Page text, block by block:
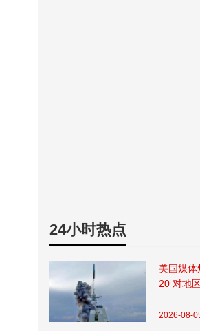
24小时热点
美国媒
20 对地
2026-08-